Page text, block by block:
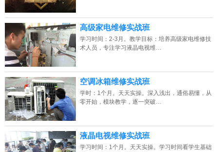
2026年8月10号_山西_钟同学（134****0015）报名:
2026年8月10号_山西_陈同学（158****3827）报名:【高级家电维修培训班】
高级家电维修实战班
学习时间：2-3月。教学目标：培养高级家电维修技
术人员，专注学习液晶电视维…
空调冰箱维修实战班
学时：1个月。天天实操。深入浅出，通俗易懂，从
零开始，模块教学，逐一突破…
液晶电视维修实战班
学习时间：1个月。天天实操。学习时间看学生基础